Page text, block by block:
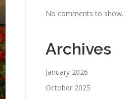
No comments to show.
Archives
January 2026
October 2025